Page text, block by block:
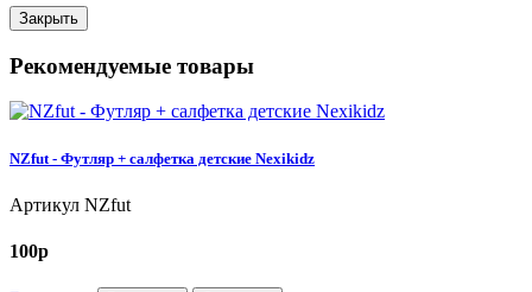
Закрыть
Рекомендуемые товары
NZfut - Футляр + салфетка детские Nexikidz
Артикул NZfut
100p